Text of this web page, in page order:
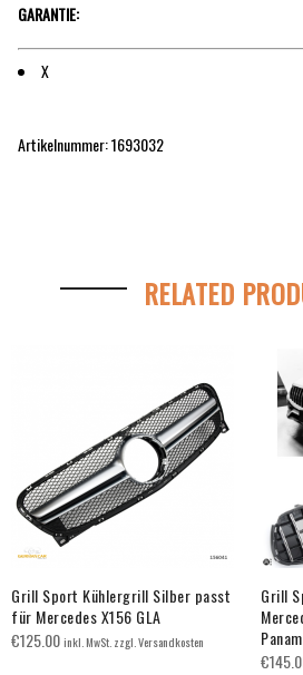
GARANTIE:
X
Artikelnummer: 1693032
RELATED
Grill Sport Kühlergrill Silber passt
für Mercedes X156 GLA
€125.00inkl. MwSt. zzgl. Versandkosten
Grill
€